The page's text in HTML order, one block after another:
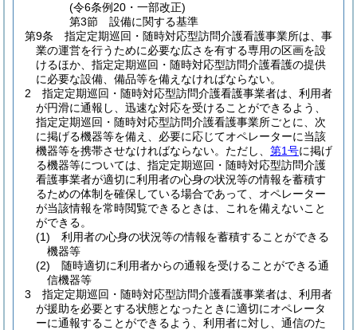
(令6条例20・一部改正)
第3節
設備に関する基準
第9条
指定定期巡回・随時対応型訪問介護看護事業所は、事
業の運営を行うために必要な広さを有する専用の区画を設
けるほか、指定定期巡回・随時対応型訪問介護看護の提供
に必要な設備、備品等を備えなければならない。
2
指定定期巡回・随時対応型訪問介護看護事業者は、利用者
が円滑に通報し、迅速な対応を受けることができるよう、
指定定期巡回・随時対応型訪問介護看護事業所ごとに、次
に掲げる機器等を備え、必要に応じてオペレーターに当該
機器等を携帯させなければならない。 ただし、 第1号に掲げ
る機器等については、指定定期巡回・随時対応型訪問介護
看護事業者が適切に利用者の心身の状況等の情報を蓄積す
るための体制を確保している場合であって、オペレーター
が当該情報を常時閲覧できるときは、これを備えないこと
ができる。
(1)
利用者の心身の状況等の情報を蓄積することができる
機器等
(2)
随時適切に利用者からの通報を受けることができる通
信機器等
3
指定定期巡回・随時対応型訪問介護看護事業者は、利用者
が援助を必要とする状態となったときに適切にオペレータ
ーに通報することができるよう、利用者に対し、通信のた